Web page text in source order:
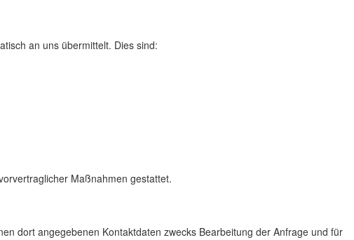
an uns übermittelt. Dies sind:
Maßnahmen gestattet.
dort angegebenen Kontaktdaten zwecks Bearbeitung der Anfrage und für